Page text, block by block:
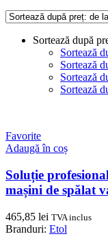
Sortează după
Sortează
Sortează
Sortează
Sortează
Favorite
Adaugă în coș
Soluție
mașini de spălat
465,85 lei TVA inclus
Branduri: Etol